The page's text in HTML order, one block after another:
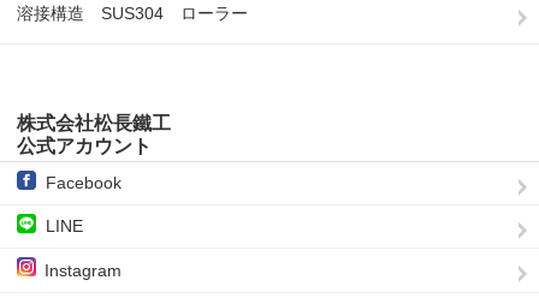
溶接構造 SUS304 ローラー
株式会社松長鐵工
公式アカウント
Facebook
LINE
Instagram